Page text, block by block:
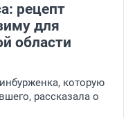
рецепт
для
области
которую
рассказала о